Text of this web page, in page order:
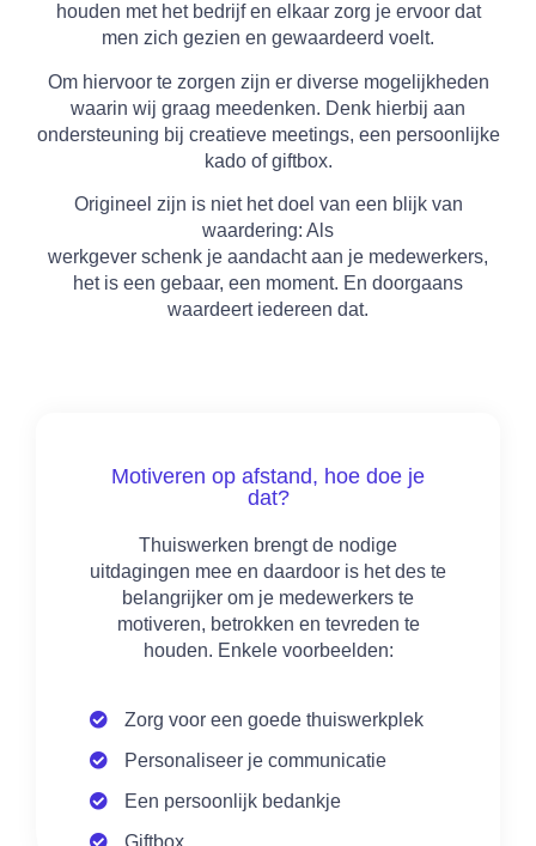
houden met het bedrijf en elkaar zorg je ervoor dat
men zich gezien en gewaardeerd voelt.
Om hiervoor te zorgen zijn er diverse mogelijkheden
waarin wij graag meedenken. Denk hierbij aan
ondersteuning bij creatieve meetings, een persoonlijke
kado of giftbox.
Origineel zijn is niet het doel van een blijk van
waardering: Als
werkgever schenk je aandacht aan je medewerkers,
het is een gebaar, een moment. En doorgaans
waardeert iedereen dat.
Motiveren op afstand, hoe doe je
dat?
Thuiswerken brengt de nodige
uitdagingen mee en daardoor is het des te
belangrijker om je medewerkers te
motiveren, betrokken en tevreden te
houden. Enkele voorbeelden:
Zorg voor een goede thuiswerkplek
Personaliseer je communicatie
Een persoonlijk bedankje
Giftbox